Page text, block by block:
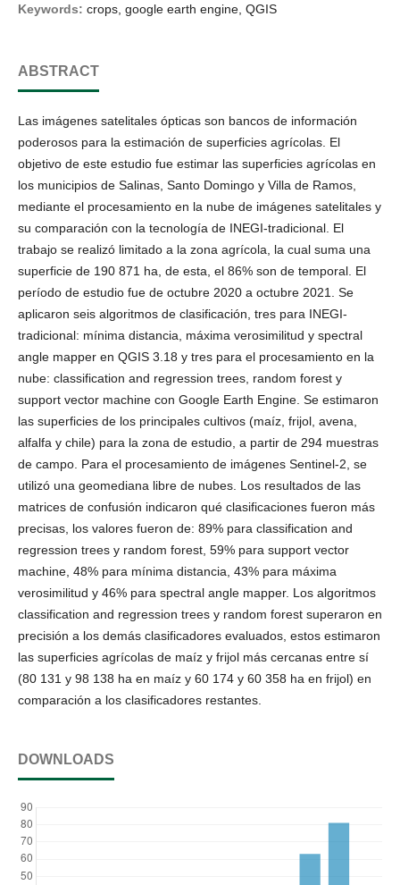
Keywords: crops, google earth engine, QGIS
ABSTRACT
Las imágenes satelitales ópticas son bancos de información
poderosos para la estimación de superficies agrícolas. El
objetivo de este estudio fue estimar las superficies agrícolas en
los municipios de Salinas, Santo Domingo y Villa de Ramos,
mediante el procesamiento en la nube de imágenes satelitales y
su comparación con la tecnología de INEGI-tradicional. El
trabajo se realizó limitado a la zona agrícola, la cual suma una
superficie de 190 871 ha, de esta, el 86% son de temporal. El
período de estudio fue de octubre 2020 a octubre 2021. Se
aplicaron seis algoritmos de clasificación, tres para INEGI-
tradicional: mínima distancia, máxima verosimilitud y spectral
angle mapper en QGIS 3.18 y tres para el procesamiento en la
nube: classification and regression trees, random forest y
support vector machine con Google Earth Engine. Se estimaron
las superficies de los principales cultivos (maíz, frijol, avena,
alfalfa y chile) para la zona de estudio, a partir de 294 muestras
de campo. Para el procesamiento de imágenes Sentinel-2, se
utilizó una geomediana libre de nubes. Los resultados de las
matrices de confusión indicaron qué clasificaciones fueron más
precisas, los valores fueron de: 89% para classification and
regression trees y random forest, 59% para support vector
machine, 48% para mínima distancia, 43% para máxima
verosimilitud y 46% para spectral angle mapper. Los algoritmos
classification and regression trees y random forest superaron en
precisión a los demás clasificadores evaluados, estos estimaron
las superficies agrícolas de maíz y frijol más cercanas entre sí
(80 131 y 98 138 ha en maíz y 60 174 y 60 358 ha en frijol) en
comparación a los clasificadores restantes.
DOWNLOADS